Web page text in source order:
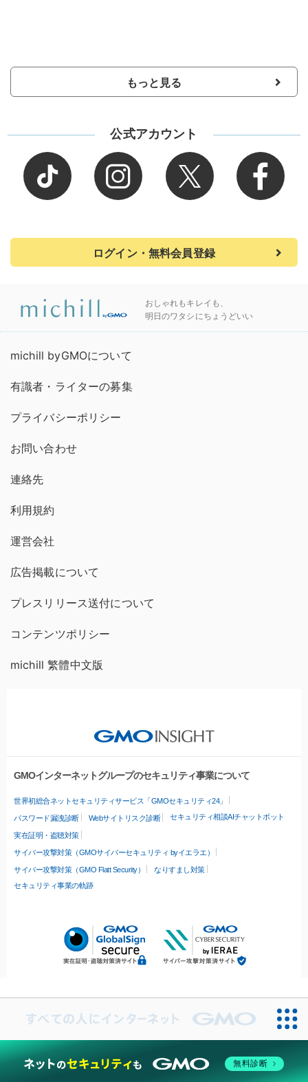
もっと見る
公式アカウント
ログイン・無料会員登録
おしゃれもキレイも、
明日のワタシにちょうどいい
michill byGMOについて
有識者・ライターの募集
プライバシーポリシー
お問い合わせ
連絡先
利用規約
運営会社
広告掲載について
プレスリリース送付について
コンテンツポリシー
michill 繁體中文版
GMOインターネットグループのセキュリティ事業について
世界初総合ネットセキュリティサービス「GMOセキュリティ24」
パスワード漏洩診断 Webサイトリスク診断 セキュリティ相談AIチャットボット
実在証明・盗聴対策
サイバー攻撃対策（GMOサイバーセキュリティ byイエラエ）
サイバー攻撃対策（GMO Flatt Security）
なりすまし対策
セキュリティ事業の軌跡
無料診断